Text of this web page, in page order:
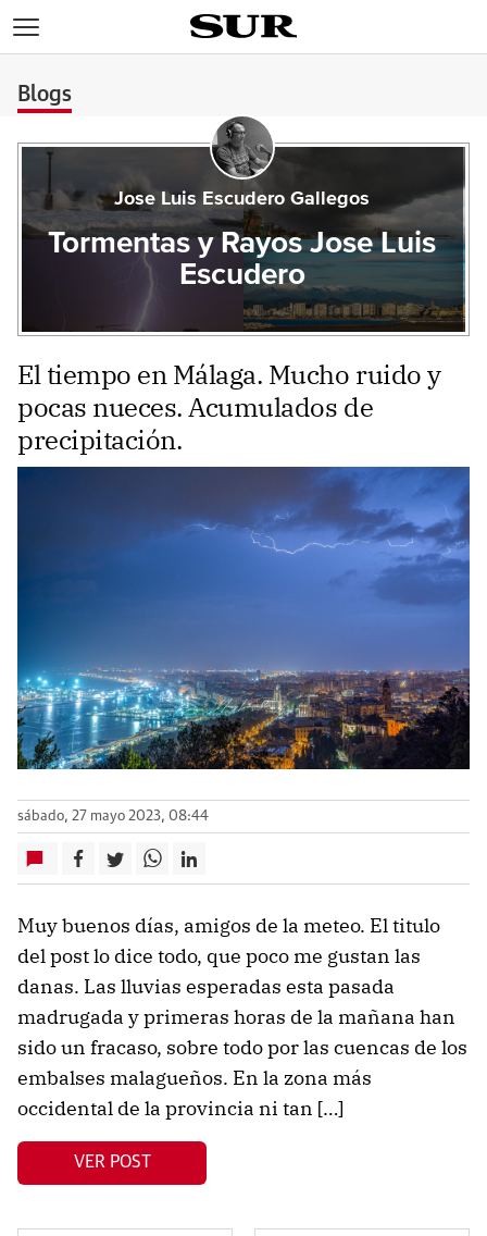
Blogs
Jose Luis Escudero Gallegos
Tormentas y Rayos Jose Luis
Escudero
El tiempo en Málaga. Mucho ruido y
pocas nueces. Acumulados de
precipitación.
sábado, 27 mayo 2023, 08:44
Muy buenos días, amigos de la meteo. El titulo
del post lo dice todo, que poco me gustan las
danas. Las lluvias esperadas esta pasada
madrugada y primeras horas de la mañana han
sido un fracaso, sobre todo por las cuencas de los
embalses malagueños. En la zona más
occidental de la provincia ni tan […]
VER POST